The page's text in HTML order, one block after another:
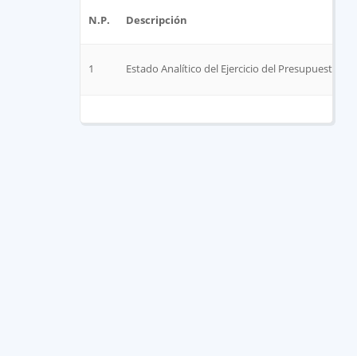
N.P. Descripción
1 Estado Analítico del Ejercicio del Presupuesto